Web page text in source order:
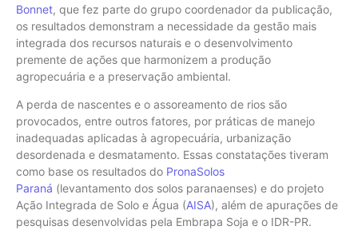
Bonnet, que fez parte do grupo coordenador da publicação,
os resultados demonstram a necessidade da gestão mais
integrada dos recursos naturais e o desenvolvimento
premente de ações que harmonizem a produção
agropecuária e a preservação ambiental.
A perda de nascentes e o assoreamento de rios são
provocados, entre outros fatores, por práticas de manejo
inadequadas aplicadas à agropecuária, urbanização
desordenada e desmatamento. Essas constatações tiveram
como base os resultados do PronaSolos
Paraná (levantamento dos solos paranaenses) e do projeto
Ação Integrada de Solo e Água (AISA), além de apurações de
pesquisas desenvolvidas pela Embrapa Soja e o IDR-PR.